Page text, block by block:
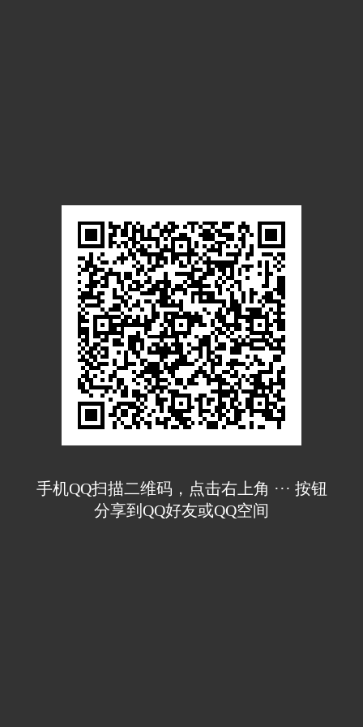
手机QQ扫描二维码，点击右上角 ··· 按钮
分享到QQ好友或QQ空间